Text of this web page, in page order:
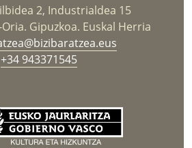
2, Industrialdea 15
Gipuzkoa. Euskal Herria
+34 943371545